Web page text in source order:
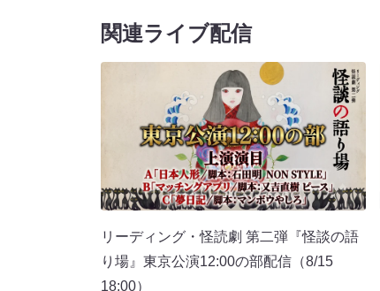
関連ライブ配信
リーディング・怪読劇 第二弾『怪談の語
り場』東京公演12:00の部配信（8/15
18:00）